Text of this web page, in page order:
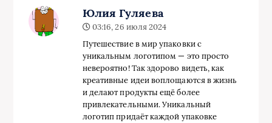
Юлия Гуляева
03:16, 26 июля 2024
Путешествие в мир упаковки с
уникальным логотипом — это просто
невероятно! Так здорово видеть, как
креативные идеи воплощаются в жизнь
и делают продукты ещё более
привлекательными. Уникальный
логотип придаёт каждой упаковке